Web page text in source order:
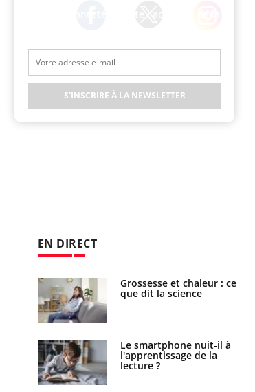
EN DIRECT
Grossesse et chaleur : ce
que dit la science
Le smartphone nuit-il à
l'apprentissage de la
lecture ?
S'INSCRIRE À LA NEWSLETTER